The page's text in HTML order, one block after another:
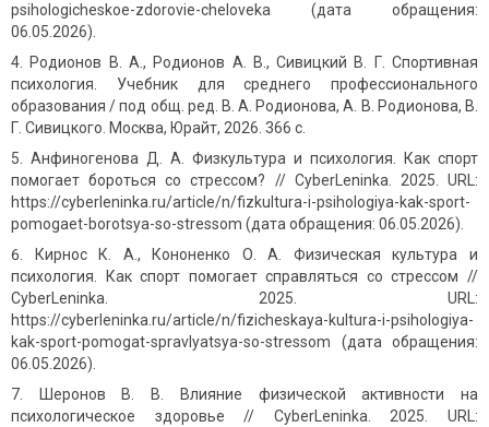
psihologicheskoe-zdorovie-cheloveka (дата обращения:
06.05.2026).
Родионов В. А., Родионов А. В., Сивицкий В. Г. Спортивная
психология. Учебник для среднего профессионального
образования / под общ. ред. В. А. Родионова, А. В. Родионова, В.
Г. Сивицкого. Москва, Юрайт, 2026. 366 с.
Анфиногенова Д. А. Физкультура и психология. Как спорт
помогает бороться со стрессом? // CyberLeninka. 2025. URL:
https://cyberleninka.ru/article/n/fizkultura-i-psihologiya-kak-sport-
pomogaet-borotsya-so-stressom (дата обращения: 06.05.2026).
Кирнос К. А., Кононенко О. А. Физическая культура и
психология. Как спорт помогает справляться со стрессом //
CyberLeninka. 2025. URL:
https://cyberleninka.ru/article/n/fizicheskaya-kultura-i-psihologiya-
kak-sport-pomogat-spravlyatsya-so-stressom (дата обращения:
06.05.2026).
Шеронов В. В. Влияние физической активности на
психологическое здоровье // CyberLeninka. 2025. URL: